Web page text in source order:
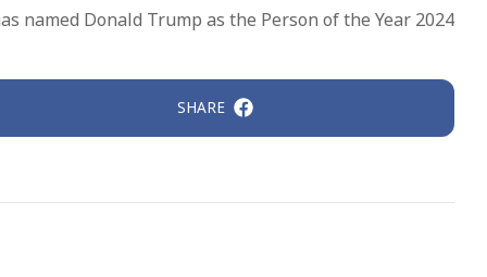
named Donald Trump as the Person of the Year 2024
SHARE